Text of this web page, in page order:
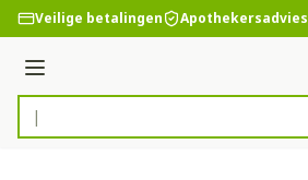
Ga naar de inhoud
Veilige betalingen Apothekersadvies
Menu
Product, merk, categorie...